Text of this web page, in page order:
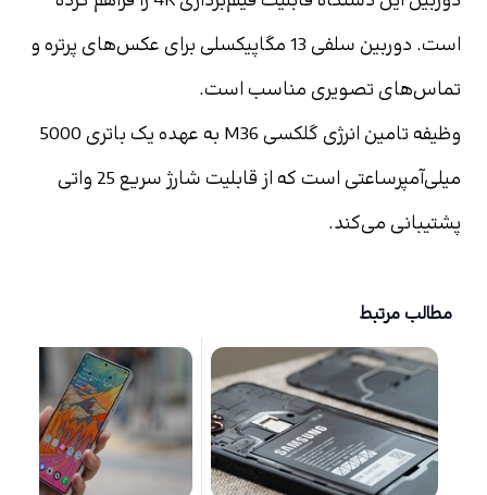
تماس‌های تصویری مناسب است.
پشتیبانی می‌کند.
مطالب مرتبط